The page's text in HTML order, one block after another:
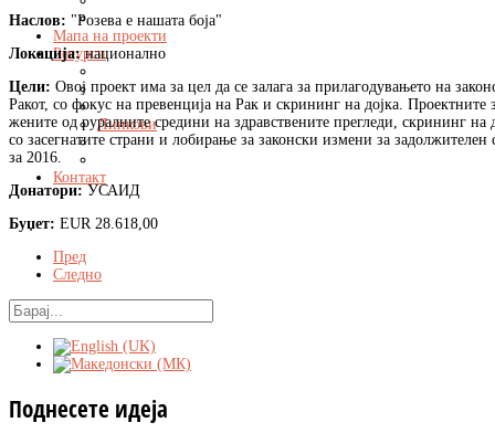
Мапа на проекти
Ресурси
Линкови
Контакт
Наслов: "Розева е нашата боја"
Локација:национално
Цели: Овој проект има за цел да се залага за прилагодувањето на
Ракот, со фокус на превенција на Рак и скрининг на дојка. Проектните
жените од руралните средини на здравствените прегледи, скрининг
со засегнатите страни и лобирање за законски измени за
за 2016.
Донатори: УСАИД
Буџет: EUR 28.618,00
Пред
Следно
Поднесете идеја